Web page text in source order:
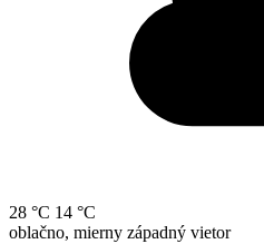
28 °C 14 °C
oblačno, mierny západný vietor